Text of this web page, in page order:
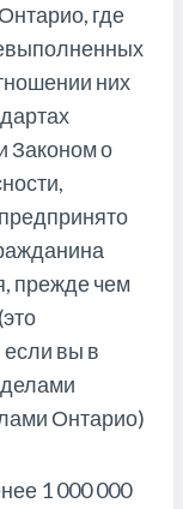
где
них
Законом о
прежде чем
если вы в
Онтарио)
1 000 000